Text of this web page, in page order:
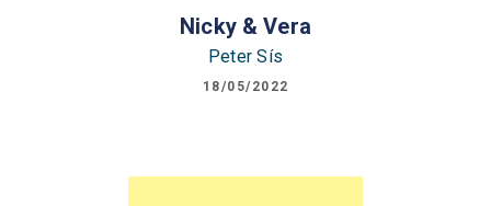
Nicky & Vera
Peter Sís
18/05/2022